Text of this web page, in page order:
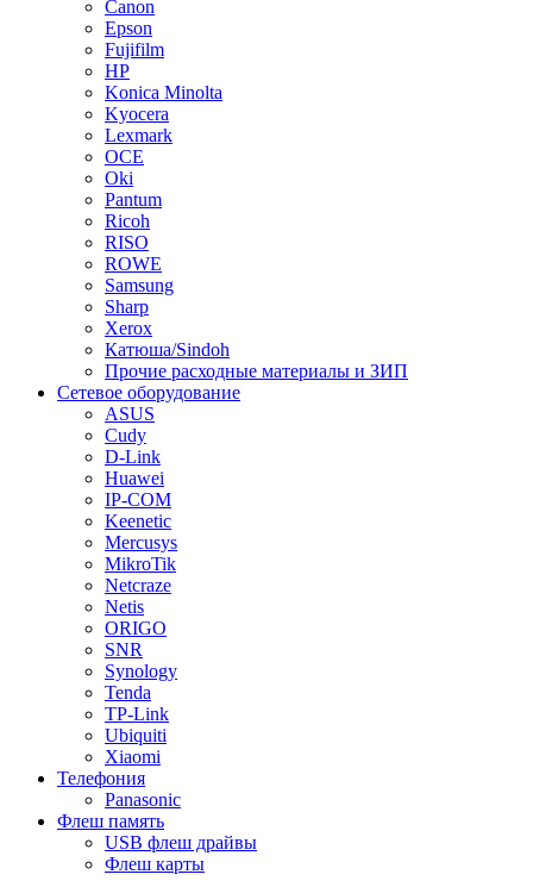
Canon
Epson
Fujifilm
HP
Konica Minolta
Kyocera
Lexmark
OCE
Oki
Pantum
Ricoh
RISO
ROWE
Samsung
Sharp
Xerox
Катюша/Sindoh
Прочие расходные материалы и ЗИП
Сетевое оборудование
ASUS
Cudy
D-Link
Huawei
IP-COM
Keenetic
Mercusys
MikroTik
Netcraze
Netis
ORIGO
SNR
Synology
Tenda
TP-Link
Ubiquiti
Xiaomi
Телефония
Panasonic
Флеш память
USB флеш драйвы
Флеш карты